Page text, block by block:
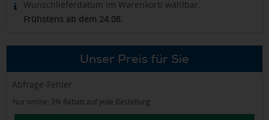
Wunschlieferdatum im Warenkorb wählbar.
Frühstens ab dem 24.08.
Unser Preis für Sie
Abfrage-Fehler
Nur online: 3% Rabatt auf jede Bestellung